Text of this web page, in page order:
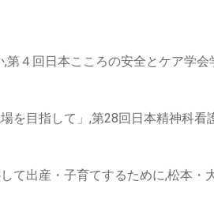
第４回日本こころの安全とケア学会
を目指して」,第28回日本精神科看
て出産・子育てするために,松本・